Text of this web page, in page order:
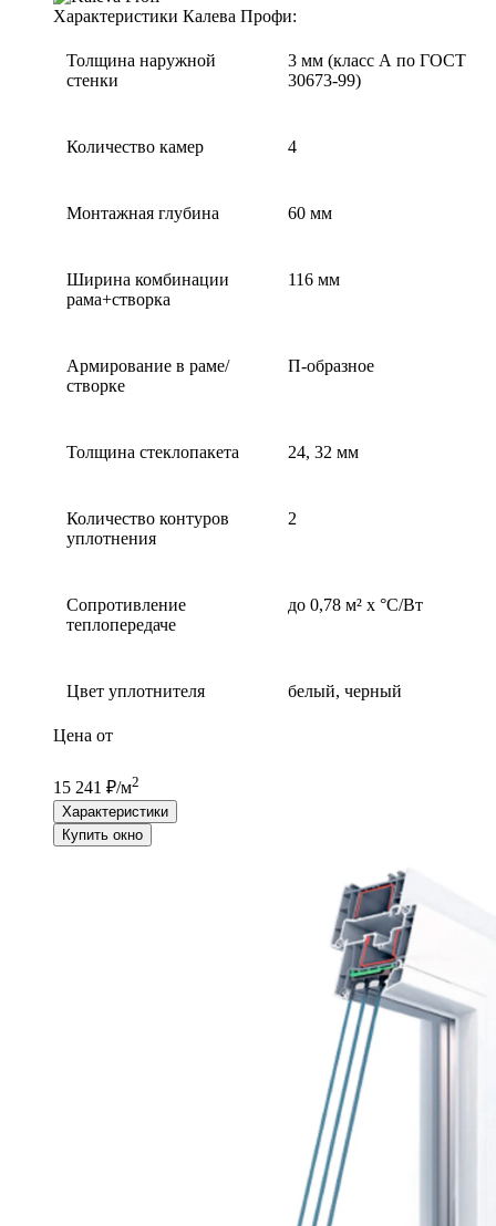
Характеристики Калева Профи:
Толщина наружной
стенки
3 мм (класс А по ГОСТ
30673-99)
Количество камер 4
Монтажная глубина 60 мм
Ширина комбинации
рама+створка
116 мм
Армирование в раме/
створке
П-образное
Толщина стеклопакета 24, 32 мм
Количество контуров
уплотнения
2
Сопротивление
теплопередаче
до 0,78 м² х °С/Вт
Цвет уплотнителя белый, черный
Цена от
15 241 ₽/м2
Характеристики
Купить окно